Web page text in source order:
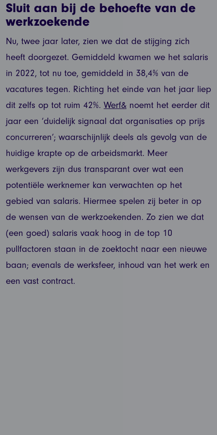
Sluit aan bij de behoefte van de
werkzoekende
Nu, twee jaar later, zien we dat de stijging zich
heeft doorgezet. Gemiddeld kwamen we het salaris
in 2022, tot nu toe, gemiddeld in 38,4% van de
vacatures tegen. Richting het einde van het jaar liep
dit zelfs op tot ruim 42%. Werf& noemt het eerder dit
jaar een ‘duidelijk signaal dat organisaties op prijs
concurreren’; waarschijnlijk deels als gevolg van de
huidige krapte op de arbeidsmarkt. Meer
werkgevers zijn dus transparant over wat een
potentiële werknemer kan verwachten op het
gebied van salaris. Hiermee spelen zij beter in op
de wensen van de werkzoekenden. Zo zien we dat
(een goed) salaris vaak hoog in de top 10
pullfactoren staan in de zoektocht naar een nieuwe
baan; evenals de werksfeer, inhoud van het werk en
een vast contract.